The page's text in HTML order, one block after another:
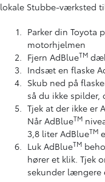
lokale Stubbe-værksted
Parker din Toyota
motorhjelmen
Fjern AdBlueTM
Indsæt en flaske
Skub ned på
så du ikke
Tjek at der ikke er
Når AdBlueTM
3,8 liter AdBlueTM
Luk AdBlueTM
hører et klik. Tjek
sekunder længere